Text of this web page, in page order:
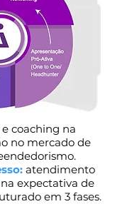
coaching na
no mercado de
atendimento
expectativa de
em 3 fases.